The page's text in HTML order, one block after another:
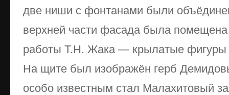
две ниши с фонтанами были
верхней части фасада была помещена
работы Т.Н. Жака — крылатые фигуры
На щите был изображён герб
особо известным стал Малахитовый